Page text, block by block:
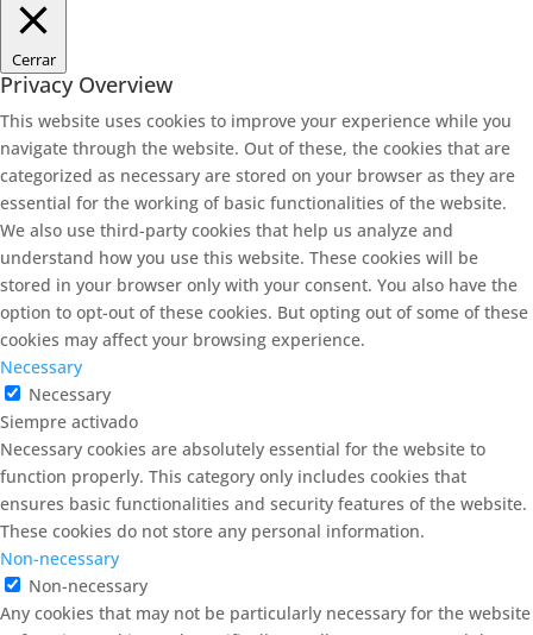
Cerrar
Privacy Overview
This website uses cookies to improve your experience while you
navigate through the website. Out of these, the cookies that are
categorized as necessary are stored on your browser as they are
essential for the working of basic functionalities of the website.
We also use third-party cookies that help us analyze and
understand how you use this website. These cookies will be
stored in your browser only with your consent. You also have the
option to opt-out of these cookies. But opting out of some of these
cookies may affect your browsing experience.
Necessary
Necessary
Siempre activado
Necessary cookies are absolutely essential for the website to
function properly. This category only includes cookies that
ensures basic functionalities and security features of the website.
These cookies do not store any personal information.
Non-necessary
Non-necessary
Any cookies that may not be particularly necessary for the website